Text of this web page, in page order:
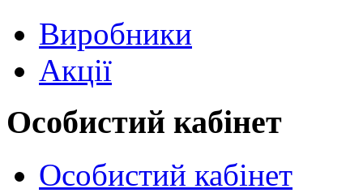
Виробники
Акції
Особистий кабінет
Особистий кабінет